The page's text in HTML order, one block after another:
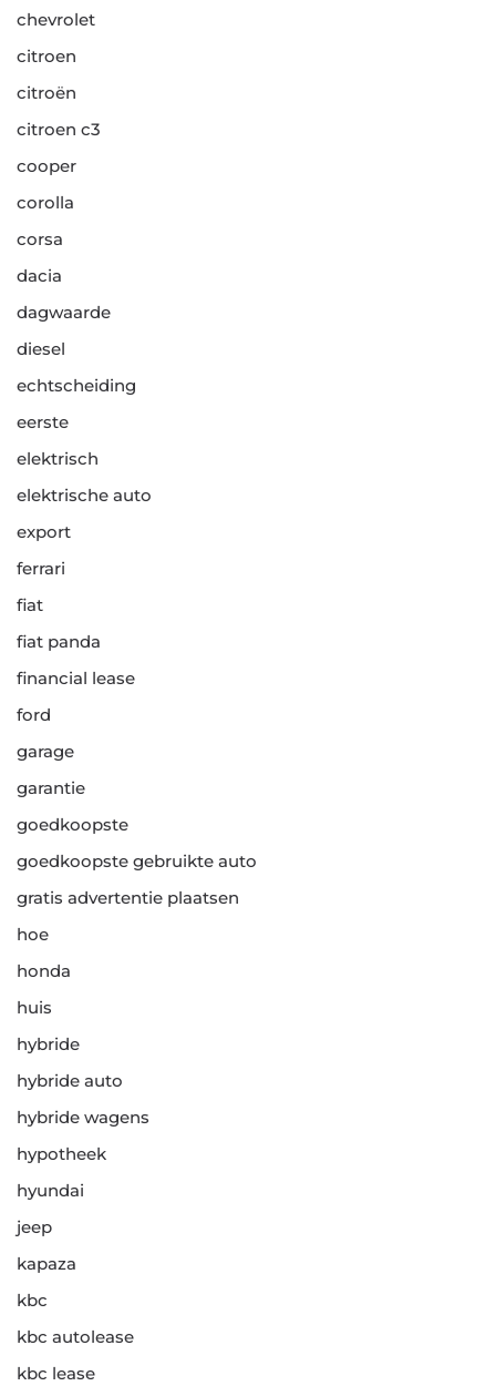
chevrolet
citroen
citroën
citroen c3
cooper
corolla
corsa
dacia
dagwaarde
diesel
echtscheiding
eerste
elektrisch
elektrische auto
export
ferrari
fiat
fiat panda
financial lease
ford
garage
garantie
goedkoopste
goedkoopste gebruikte auto
gratis advertentie plaatsen
hoe
honda
huis
hybride
hybride auto
hybride wagens
hypotheek
hyundai
jeep
kapaza
kbc
kbc autolease
kbc lease